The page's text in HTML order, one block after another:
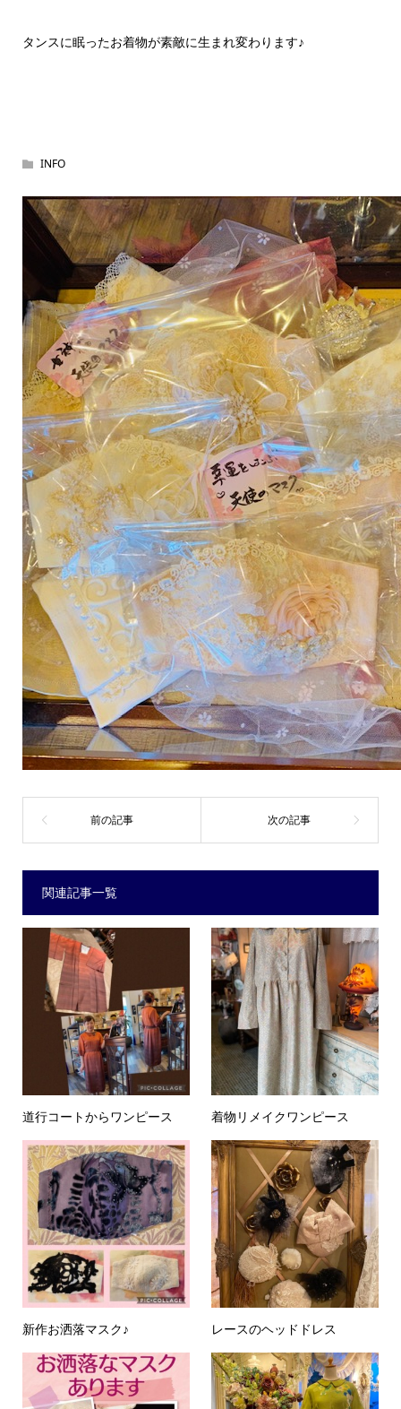
タンスに眠ったお着物が素敵に生まれ変わります♪
INFO
関連記事一覧
道行コートからワンピース 着物リメイクワンピース
新作お洒落マスク♪ レースのヘッドドレス